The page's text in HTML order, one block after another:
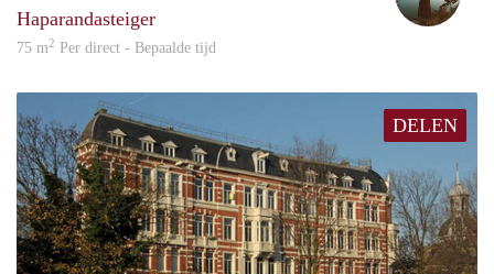
Haparandasteiger
75 m2 Per direct - Bepaalde tijd
DELEN